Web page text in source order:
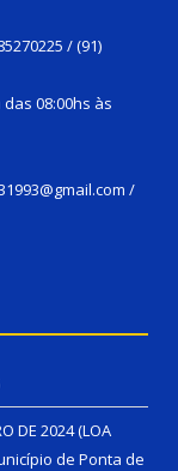
/ (91)
08:00hs às
/
DE 2024 (LOA
de Ponta de